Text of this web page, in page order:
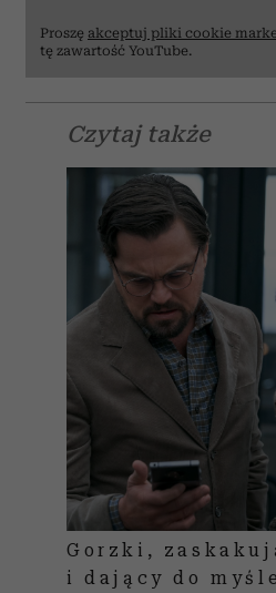
Proszę akceptuj pliki cookie
tę zawartość YouTube.
Czytaj także
Gorzki,
i dający do